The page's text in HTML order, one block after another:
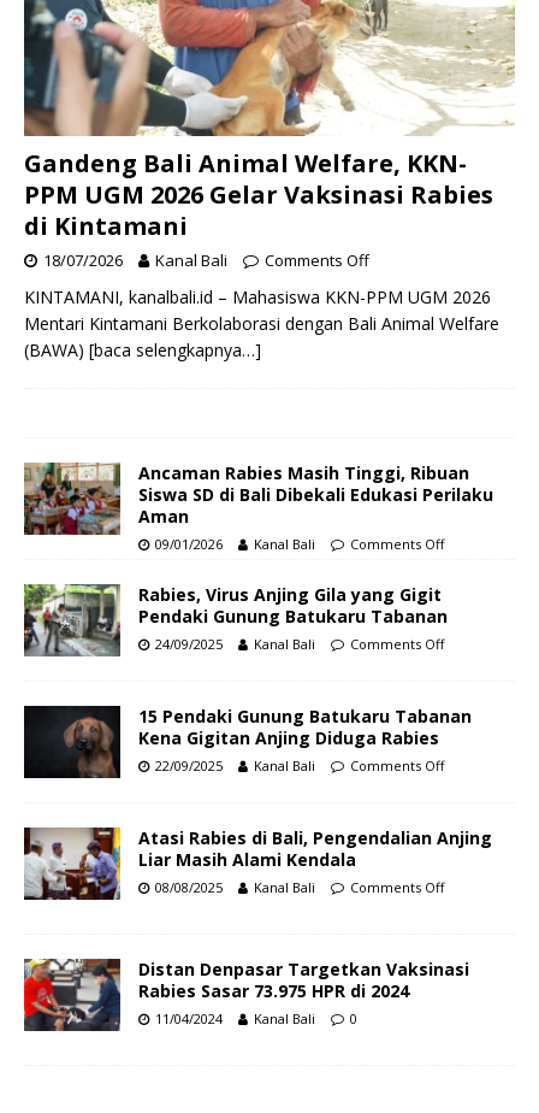
Gandeng Bali Animal Welfare, KKN-
PPM UGM 2026 Gelar Vaksinasi Rabies
di Kintamani
18/07/2026 Kanal Bali Comments Off
KINTAMANI, kanalbali.id – Mahasiswa KKN-PPM UGM 2026
Mentari Kintamani Berkolaborasi dengan Bali Animal Welfare
(BAWA) [baca selengkapnya…]
Ancaman Rabies Masih Tinggi, Ribuan
Siswa SD di Bali Dibekali Edukasi Perilaku
Aman
09/01/2026 Kanal Bali Comments Off
Rabies, Virus Anjing Gila yang Gigit
Pendaki Gunung Batukaru Tabanan
24/09/2025 Kanal Bali Comments Off
15 Pendaki Gunung Batukaru Tabanan
Kena Gigitan Anjing Diduga Rabies
22/09/2025 Kanal Bali Comments Off
Atasi Rabies di Bali, Pengendalian Anjing
Liar Masih Alami Kendala
08/08/2025 Kanal Bali Comments Off
Distan Denpasar Targetkan Vaksinasi
Rabies Sasar 73.975 HPR di 2024
11/04/2024 Kanal Bali 0